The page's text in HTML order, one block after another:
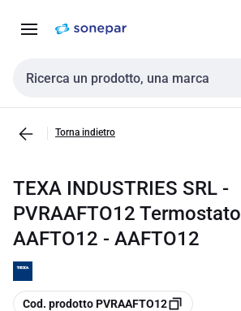
navigazione alla
Cerca input
Torna indietro
TEXA INDUSTRIES SRL -
PVRAAFTO12
AAFTO12 - AAFTO12
copia
Cod. prodotto PVRAAFTO12